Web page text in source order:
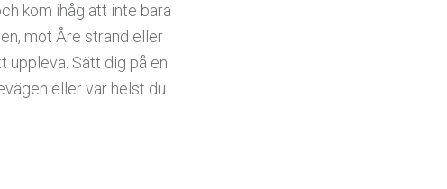
kom ihåg att inte bara
mot Åre strand eller
uppleva. Sätt dig på en
eller var helst du